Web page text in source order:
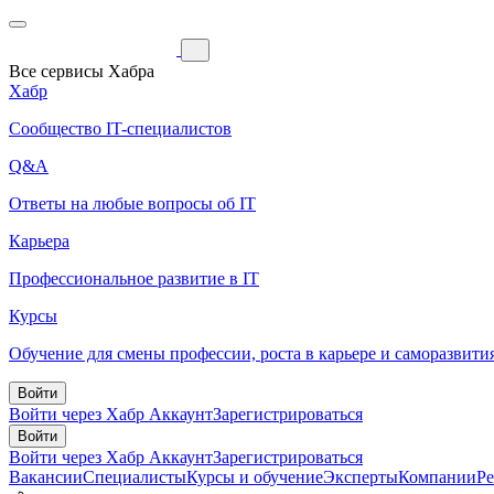
Все сервисы Хабра
Хабр
Сообщество IT-специалистов
Q&A
Ответы на любые вопросы об IT
Карьера
Профессиональное развитие в IT
Курсы
Обучение для смены профессии, роста в карьере и
Войти
Войти через Хабр АккаунтЗарегистрироваться
Войти
Войти через Хабр АккаунтЗарегистрироваться
ВакансииСпециалистыКурсы и обучениеЭкспертыКомпании